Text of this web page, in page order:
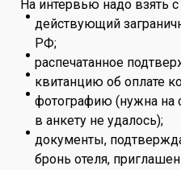
На интервью надо взять с
действующий
РФ;
распечатанное
квитанцию об оплате
фотографию (нужна на
в анкету не удалось);
документы,
бронь отеля,